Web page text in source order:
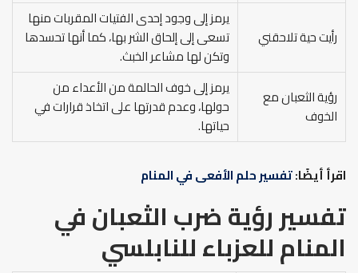
رأيت حية تلاحقني
يرمز إلى وجود إحدى الفتيات المقربات منها
تسعى إلى إلحاق الشر بها، كما أنها تحسدها
وتكن لها مشاعر الخبث.
رؤية الثعبان مع
الخوف
يرمز إلى خوف الحالمة من الأعداء من
حولها، وعدم قدرتها على اتخاذ قرارات في
حياتها.
اقرأ أيضًا:تفسير حلم الأفعى في المنام
تفسير رؤية ضرب الثعبان في
المنام للعزباء للنابلسي